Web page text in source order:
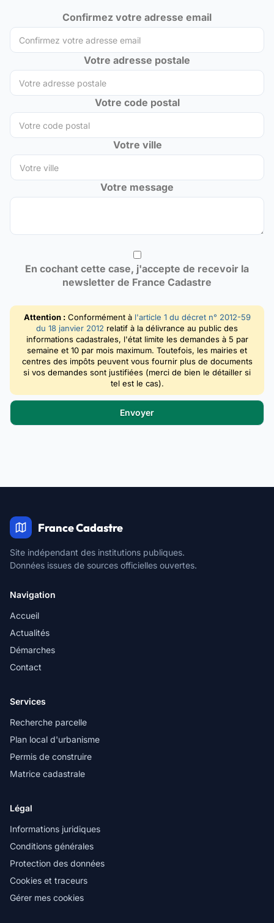
Confirmez votre adresse email
Votre adresse postale
Votre code postal
Votre ville
Votre message
En cochant cette case, j'accepte de recevoir la
newsletter de France Cadastre
Attention :Conformément à l'article 1 du décret n° 2012-59
du 18 janvier 2012 relatif à la délivrance au public des
informations cadastrales, l'état limite les demandes à 5 par
semaine et 10 par mois maximum. Toutefois, les mairies et
centres des impôts peuvent vous fournir plus de documents
si vos demandes sont justifiées (merci de bien le détailler si
tel est le cas).
France Cadastre
Site indépendant des institutions publiques.
Données issues de sources officielles ouvertes.
Navigation
Accueil
Actualités
Démarches
Contact
Services
Recherche parcelle
Plan local d'urbanisme
Permis de construire
Matrice cadastrale
Légal
Informations juridiques
Conditions générales
Protection des données
Cookies et traceurs
Gérer mes cookies